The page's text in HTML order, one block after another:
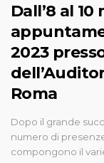
Dall’8 al
2023
Roma
Dopo il grande
numero di
compongono il